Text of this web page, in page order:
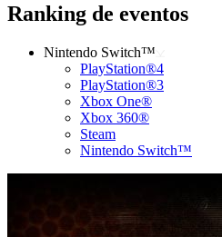
Ranking de eventos
Nintendo Switch™
PlayStation®4
PlayStation®3
Xbox One®
Xbox 360®
Steam
Nintendo Switch™